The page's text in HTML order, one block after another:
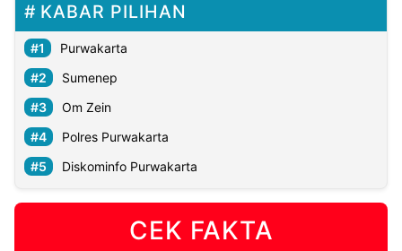
KABAR PILIHAN
Purwakarta
Sumenep
Om Zein
Polres Purwakarta
Diskominfo Purwakarta
CEK FAKTA